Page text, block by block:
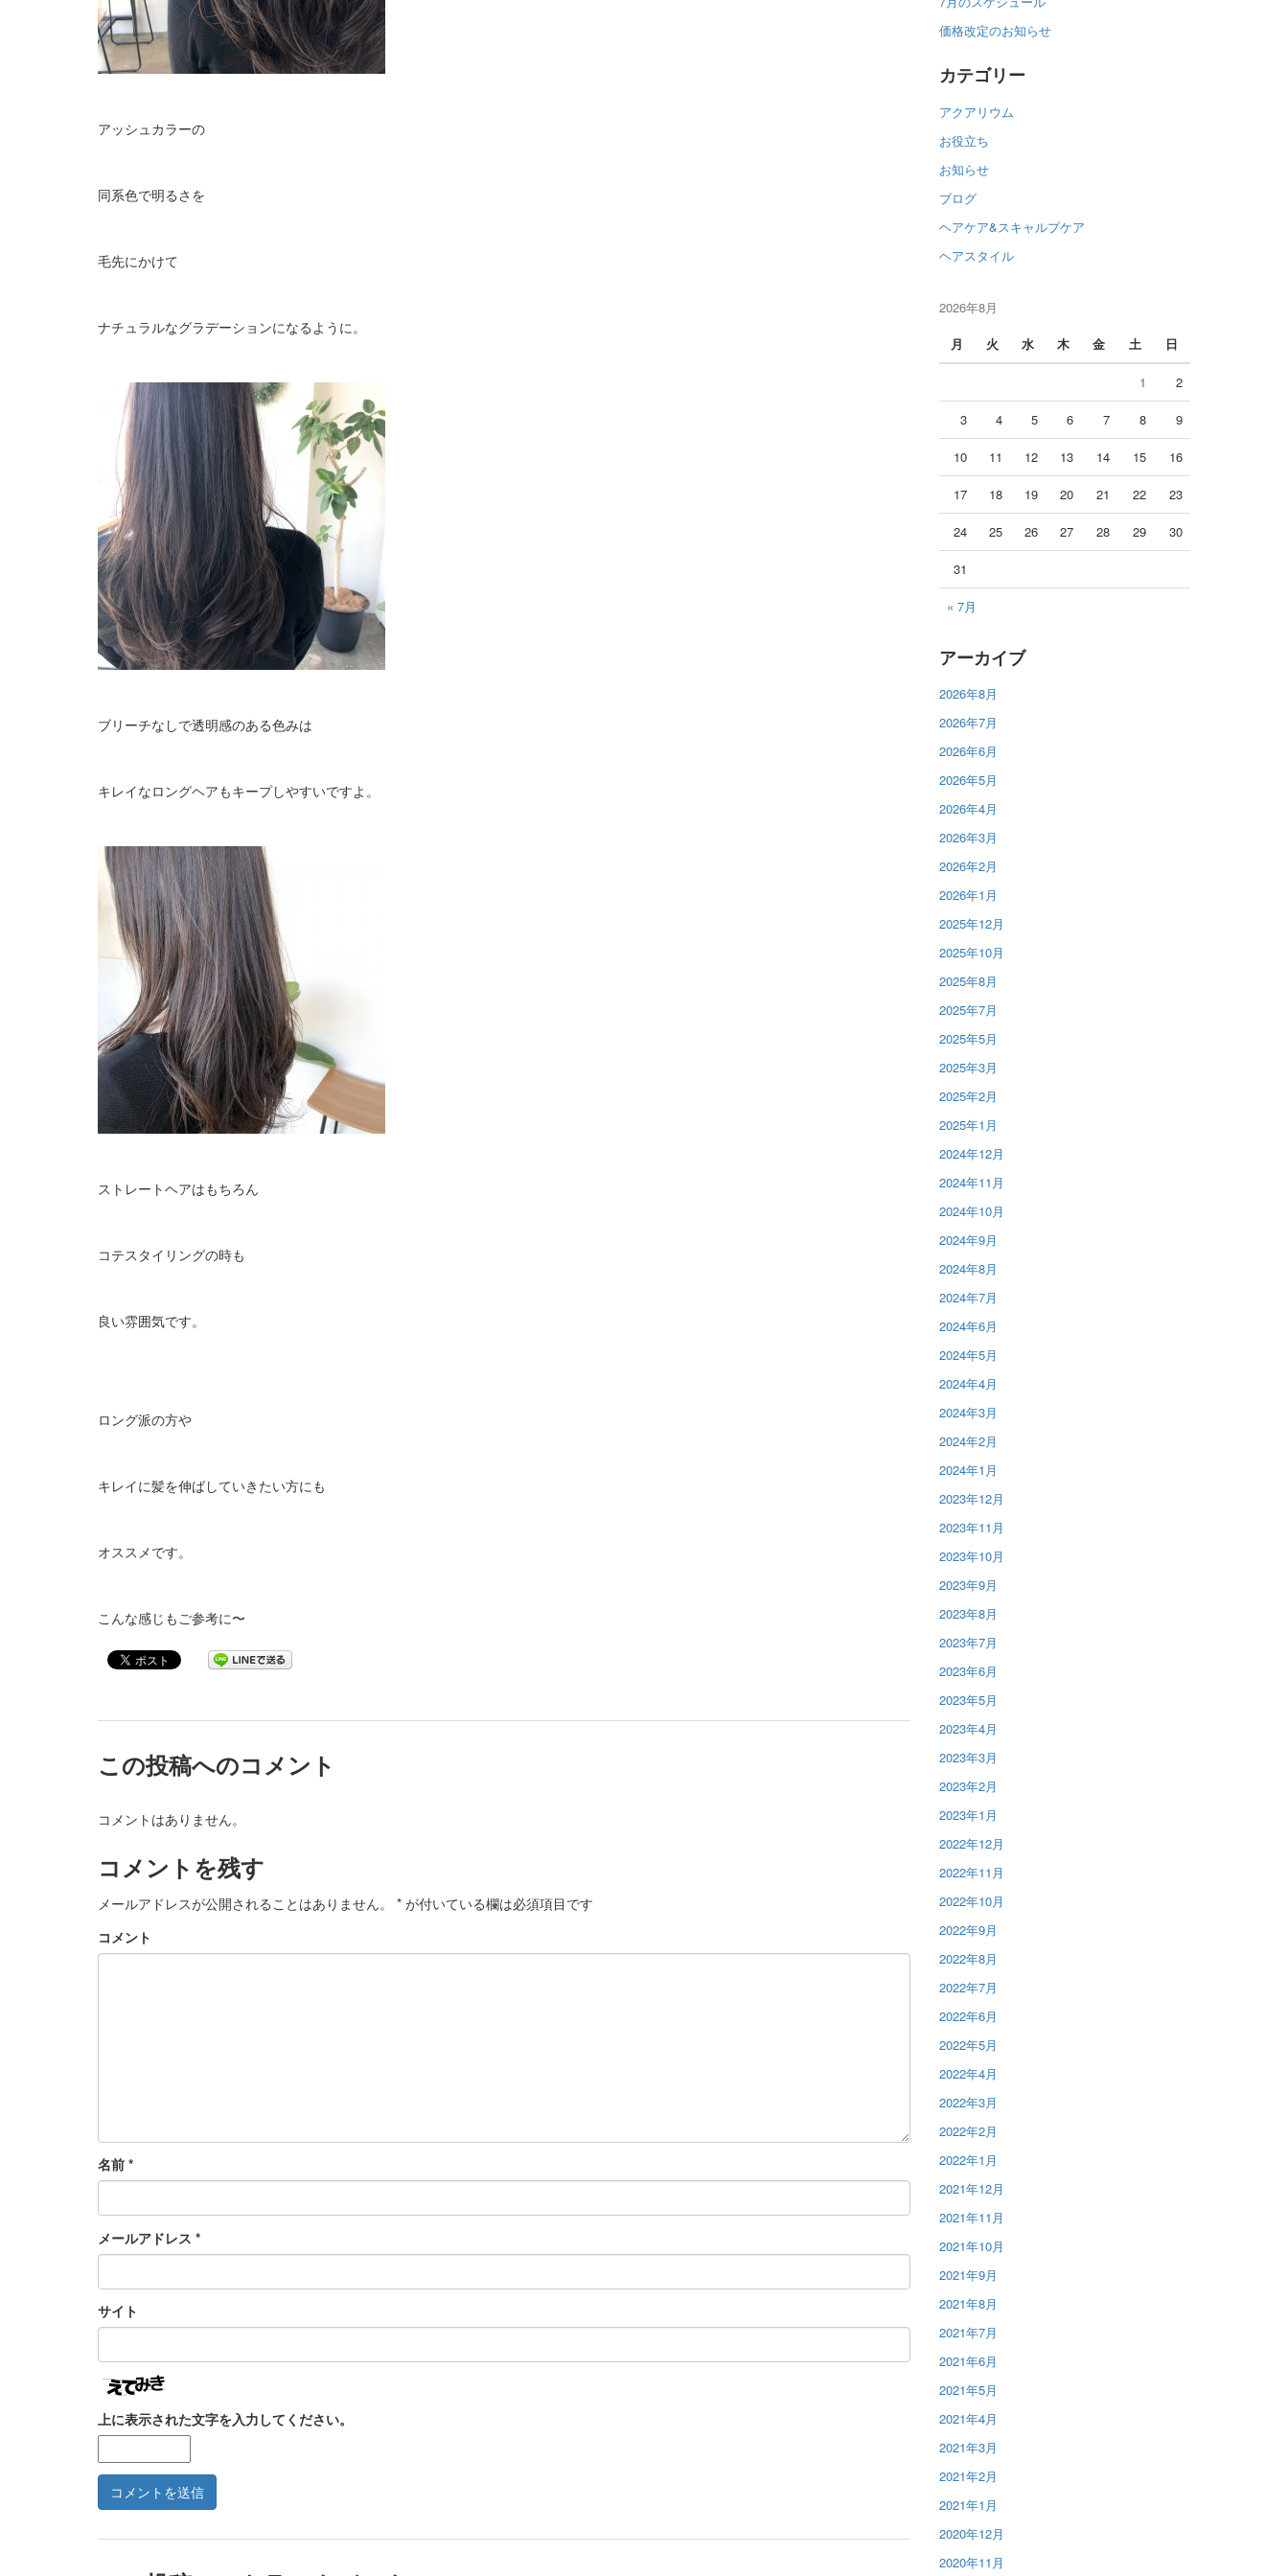
アッシュカラーの
同系色で明るさを
毛先にかけて
ナチュラルなグラデーションになるように。
ブリーチなしで透明感のある色みは
キレイなロングヘアもキープしやすいですよ。
ストレートヘアはもちろん
コテスタイリングの時も
良い雰囲気です。
ロング派の方や
キレイに髪を伸ばしていきたい方にも
オススメです。
こんな感じもご参考に〜
この投稿へのコメント
コメントはありません。
コメントを残す
メールアドレスが公開されることはありません。 * が付いている欄は必須項目です
コメント
名前 *
メールアドレス *
サイト
上に表示された文字を入力してください。
価格改定のお知らせ
カテゴリー
アクアリウム
お役立ち
お知らせ
ブログ
ヘアケア&スキャルプケア
ヘアスタイル
2026年8月
月
火 水 木 金 土 日
« 7月
1 2
3 4 5 6 7 8 9
10 11 12 13 14 15 16
17 18 19 20 21 22 23
24 25 26 27 28 29 30
31
アーカイブ
2026年8月
2026年7月
2026年6月
2026年5月
2026年4月
2026年3月
2026年2月
2026年1月
2025年12月
2025年10月
2025年8月
2025年7月
2025年5月
2025年3月
2025年2月
2025年1月
2024年12月
2024年11月
2024年10月
2024年9月
2024年8月
2024年7月
2024年6月
2024年5月
2024年4月
2024年3月
2024年2月
2024年1月
2023年12月
2023年11月
2023年10月
2023年9月
2023年8月
2023年7月
2023年6月
2023年5月
2023年4月
2023年3月
2023年2月
2023年1月
2022年12月
2022年11月
2022年10月
2022年9月
2022年8月
2022年7月
2022年6月
2022年5月
2022年4月
2022年3月
2022年2月
2022年1月
2021年12月
2021年11月
2021年10月
2021年9月
2021年8月
2021年7月
2021年6月
2021年5月
2021年4月
2021年3月
2021年2月
2021年1月
2020年12月
2020年11月